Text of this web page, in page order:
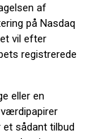
af
på Nasdaq
vil efter
registrerede
eller en
sådant tilbud